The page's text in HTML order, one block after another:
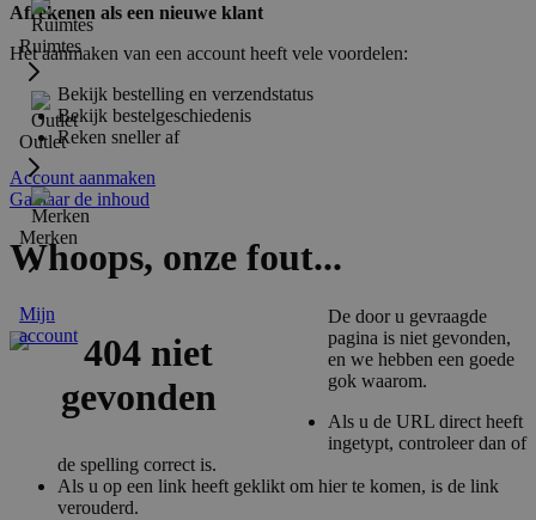
Ruimtes
Outlet
Merken
Mijn
account
Afrekenen als een nieuwe klant
Het aanmaken van een account heeft vele voordelen:
Bekijk bestelling en verzendstatus
Bekijk bestelgeschiedenis
Reken sneller af
Account aanmaken
Ga naar de inhoud
Whoops, onze fout...
De door u gevraagde
pagina is niet gevonden,
en we hebben een goede
gok waarom.
Als u de URL direct heeft
ingetypt, controleer dan of
de spelling correct is.
Als u op een link heeft geklikt om hier te komen, is de link
verouderd.